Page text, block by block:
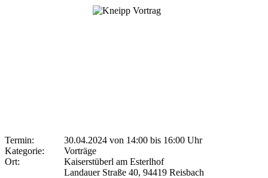
Termin: 30.04.2024 von 14:00 bis 16:00 Uhr
Kategorie:
Vorträge
Ort:
Kaiserstüberl am Esterlhof
Landauer Straße 40, 94419 Reisbach